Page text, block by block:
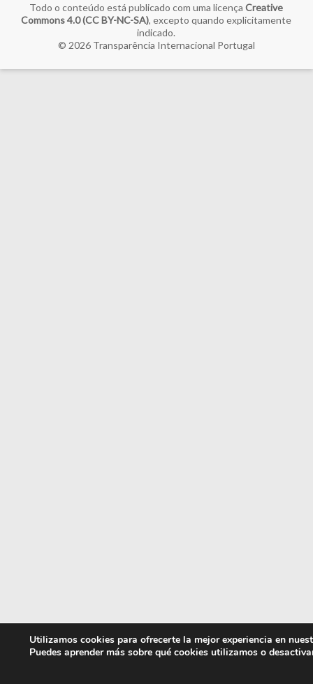
Todo o conteúdo está publicado com uma licençaCreative
Commons 4.0 (CC BY-NC-SA), excepto quando explicitamente
indicado.
© 2026 Transparência Internacional Portugal
Utilizamos cookies para ofrecerte la mejor experiencia en
Puedes aprender más sobre qué cookies utilizamos o